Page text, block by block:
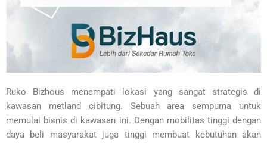
Ruko Bizhous menempati lokasi yang sangat strategis di
kawasan metland cibitung. Sebuah area sempurna untuk
memulai bisnis di kawasan ini. Dengan mobilitas tinggi dengan
daya beli masyarakat juga tinggi membuat kebutuhan akan